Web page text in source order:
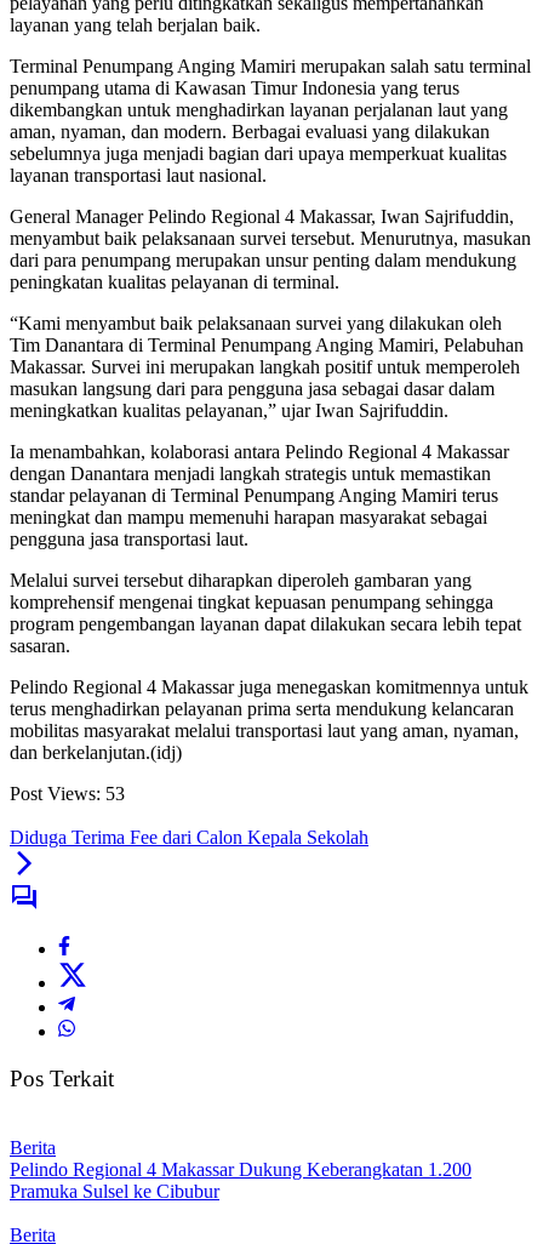
layanan yang telah berjalan baik.
Terminal Penumpang Anging Mamiri merupakan salah satu terminal
penumpang utama di Kawasan Timur Indonesia yang terus
dikembangkan untuk menghadirkan layanan perjalanan laut yang
aman, nyaman, dan modern. Berbagai evaluasi yang dilakukan
sebelumnya juga menjadi bagian dari upaya memperkuat kualitas
layanan transportasi laut nasional.
General Manager Pelindo Regional 4 Makassar, Iwan Sajrifuddin,
menyambut baik pelaksanaan survei tersebut. Menurutnya, masukan
dari para penumpang merupakan unsur penting dalam mendukung
peningkatan kualitas pelayanan di terminal.
“Kami menyambut baik pelaksanaan survei yang dilakukan oleh
Tim Danantara di Terminal Penumpang Anging Mamiri, Pelabuhan
Makassar. Survei ini merupakan langkah positif untuk memperoleh
masukan langsung dari para pengguna jasa sebagai dasar dalam
meningkatkan kualitas pelayanan,” ujar Iwan Sajrifuddin.
Ia menambahkan, kolaborasi antara Pelindo Regional 4 Makassar
dengan Danantara menjadi langkah strategis untuk memastikan
standar pelayanan di Terminal Penumpang Anging Mamiri terus
meningkat dan mampu memenuhi harapan masyarakat sebagai
pengguna jasa transportasi laut.
Melalui survei tersebut diharapkan diperoleh gambaran yang
komprehensif mengenai tingkat kepuasan penumpang sehingga
program pengembangan layanan dapat dilakukan secara lebih tepat
sasaran.
Pelindo Regional 4 Makassar juga menegaskan komitmennya untuk
terus menghadirkan pelayanan prima serta mendukung kelancaran
mobilitas masyarakat melalui transportasi laut yang aman, nyaman,
dan berkelanjutan.(idj)
Post Views: 53
Diduga Terima Fee dari Calon Kepala Sekolah
Pos Terkait
Berita
Pelindo Regional 4 Makassar Dukung Keberangkatan 1.200
Pramuka Sulsel ke Cibubur
Berita